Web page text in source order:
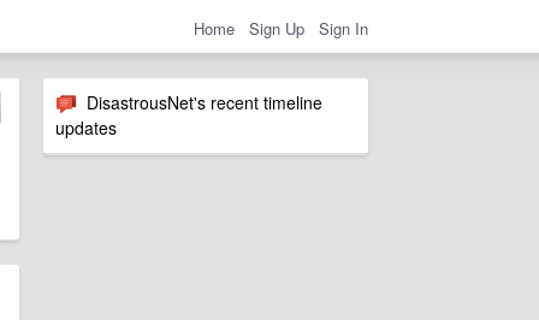
Home Sign Up Sign In
DisastrousNet's recent timeline
updates